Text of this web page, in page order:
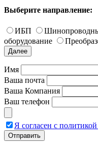
Выберите направление:
ИБП
оборудование
Далее
Имя
Ваша почта
Ваша Компания
Ваш телефон
Я согласен с
Отправить